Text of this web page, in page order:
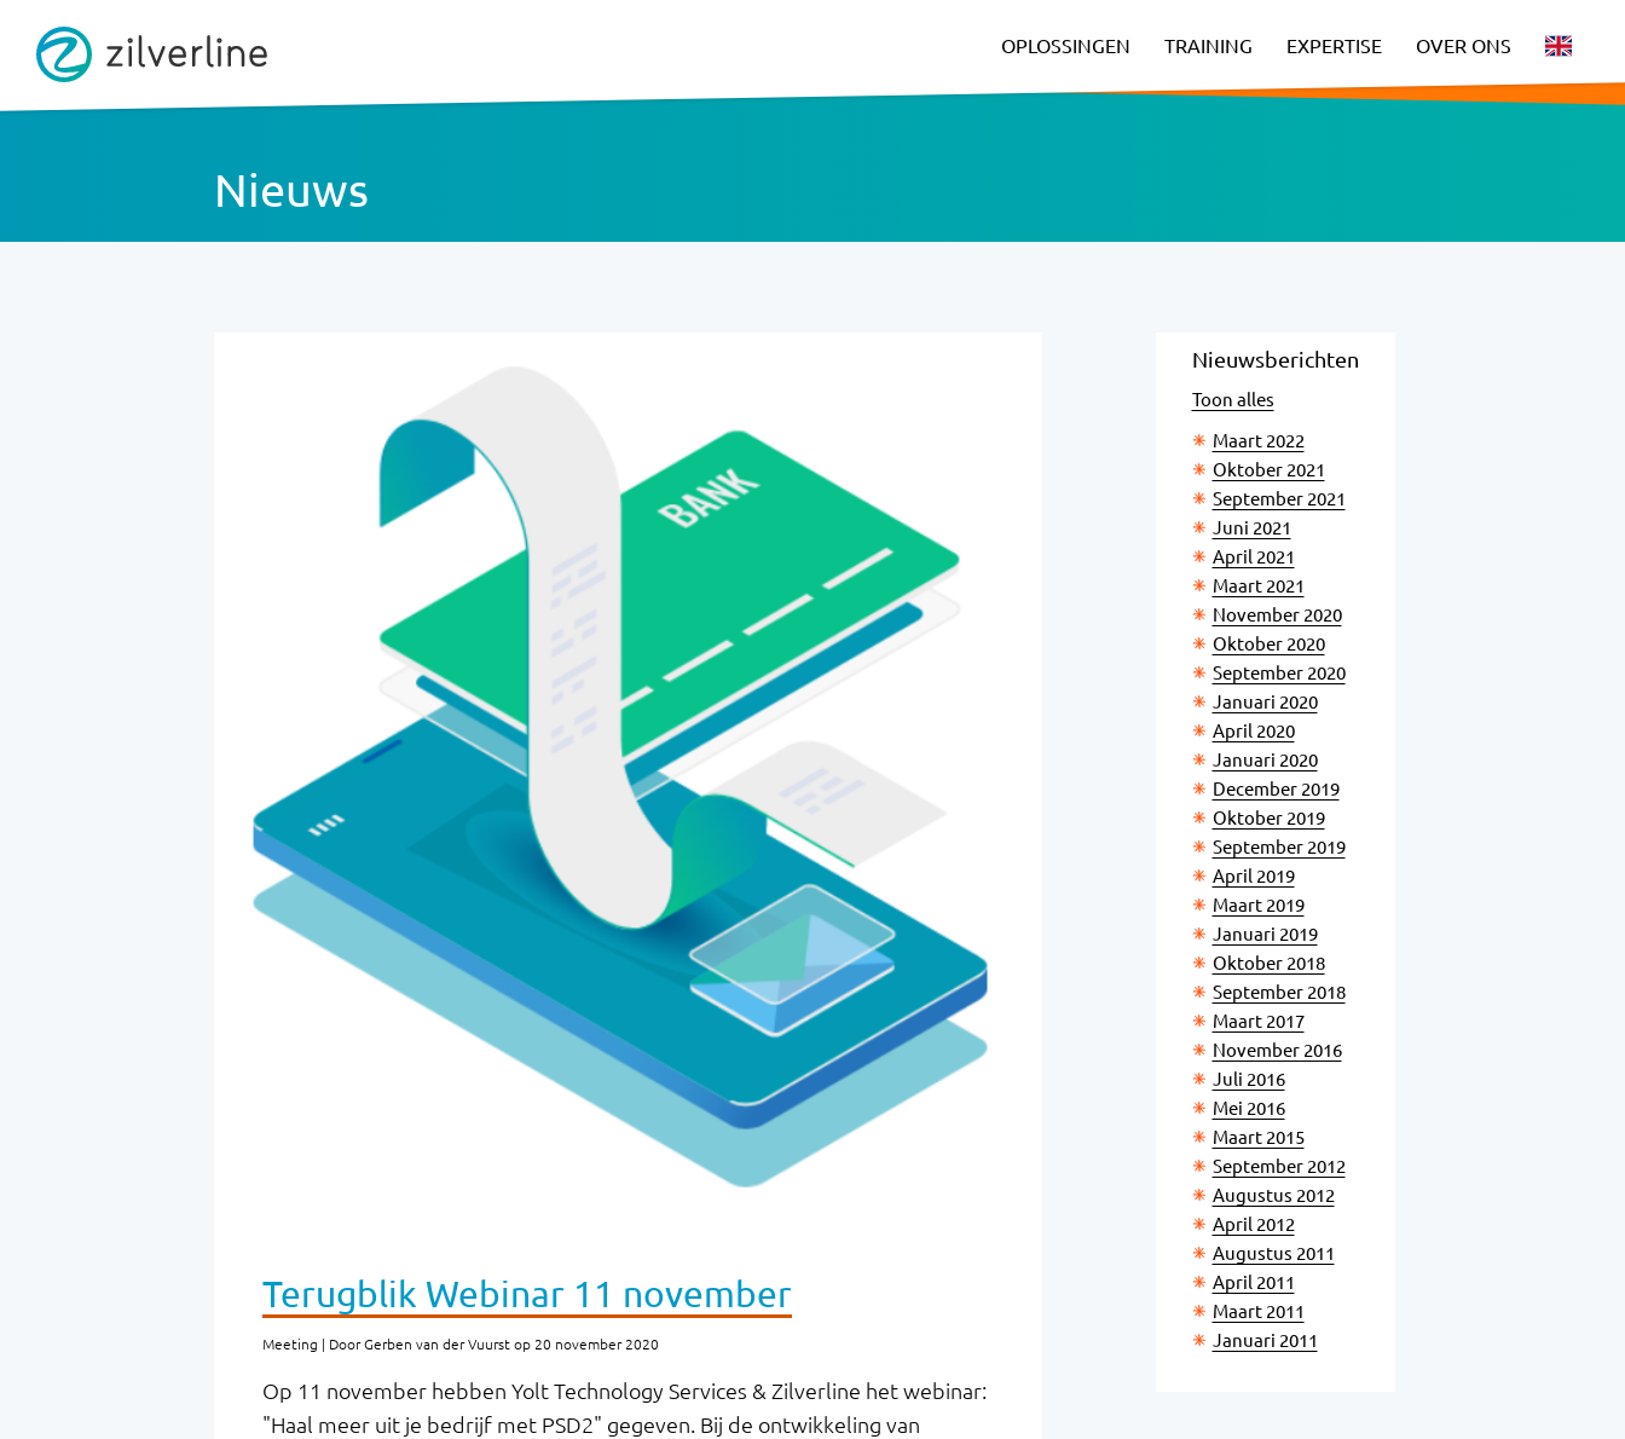
OPLOSSINGEN TRAINING EXPERTISE OVER ONS
Nieuws
Terugblik Webinar 11 november
Meeting | Door Gerben van der Vuurst op 20 november 2020
Op 11 november hebben Yolt Technology Services & Zilverline het webinar:
"Haal meer uit je bedrijf met PSD2" gegeven. Bij de ontwikkeling van
Nieuwsberichten
Toon alles
Maart 2022
Oktober 2021
September 2021
Juni 2021
April 2021
Maart 2021
November 2020
Oktober 2020
September 2020
Januari 2020
April 2020
Januari 2020
December 2019
Oktober 2019
September 2019
April 2019
Maart 2019
Januari 2019
Oktober 2018
September 2018
Maart 2017
November 2016
Juli 2016
Mei 2016
Maart 2015
September 2012
Augustus 2012
April 2012
Augustus 2011
April 2011
Maart 2011
Januari 2011